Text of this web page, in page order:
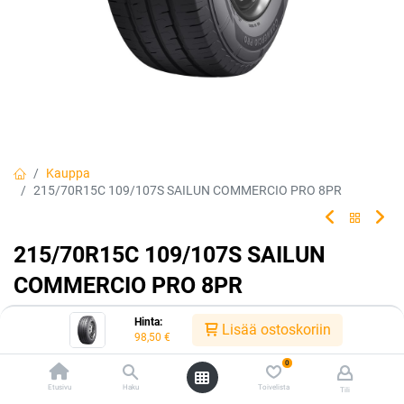
Hinta:
98,50 € Lisää ostoskoriin
Etusivu Haku
0
Toivelista Tili
Kauppa
215/70R15C 109/107S SAILUN COMMERCIO PRO 8PR
215/70R15C 109/107S SAILUN
COMMERCIO PRO 8PR
6922250419064 Tuotekoodi:226473
€ / kpl
Saatavilla